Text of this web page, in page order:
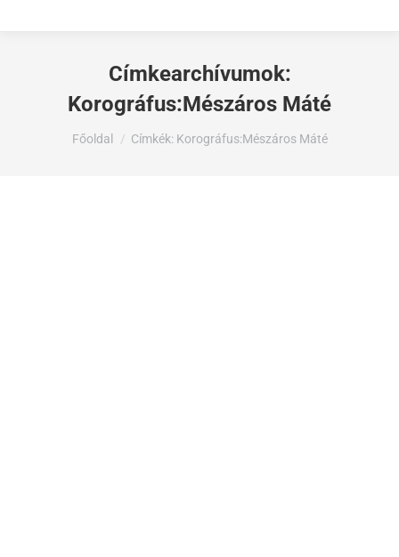
Címkearchívumok:
Korográfus:Mészáros Máté
Ön itt van:
Főoldal Címkék: Korográfus:Mészáros Máté